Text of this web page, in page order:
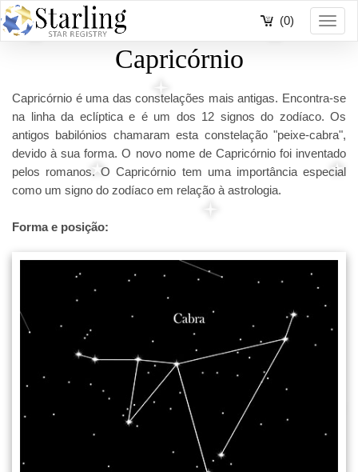
(0)
Capricórnio
Capricórnio é uma das constelações mais antigas. Encontra-se
na linha da eclíptica e é um dos 12 signos do zodíaco. Os
antigos babilónios chamaram esta constelação "peixe-cabra",
devido à sua forma. O novo nome de Capricórnio foi inventado
pelos romanos. O Capricórnio tem uma importância especial
como um signo do zodíaco em relação à astrologia.
Forma e posição: